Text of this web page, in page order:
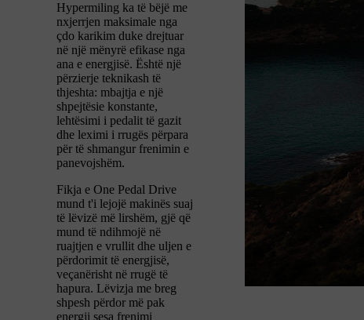
Hypermiling ka të bëjë me
nxjerrjen maksimale nga
çdo karikim duke drejtuar
në një mënyrë efikase nga
ana e energjisë. Është një
përzierje teknikash të
thjeshta: mbajtja e një
shpejtësie konstante,
lehtësimi i pedalit të gazit
dhe leximi i rrugës përpara
për të shmangur frenimin e
panevojshëm.
Fikja e One Pedal Drive
mund t'i lejojë makinës suaj
të lëvizë më lirshëm, gjë që
mund të ndihmojë në
ruajtjen e vrullit dhe uljen e
përdorimit të energjisë,
veçanërisht në rrugë të
hapura. Lëvizja me breg
shpesh përdor më pak
energji sesa frenimi